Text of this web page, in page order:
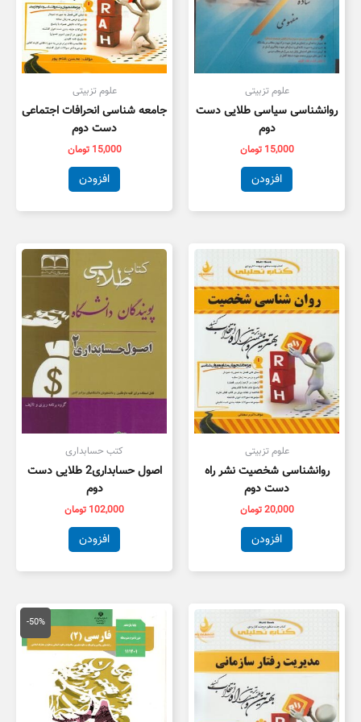
علوم تزبیتی
روانشناسی سیاسی طلایی دست
دوم
15,000 تومان
افزودن
علوم تزبیتی
جامعه شناسی انحرافات اجتماعی
دست دوم
15,000 تومان
افزودن
علوم تزبیتی
روانشناسی شخصیت نشر راه
دست دوم
20,000تومان
افزودن
کتب حسابداری
اصول حسابداری2 طلایی دست
دوم
102,000 تومان
افزودن
-50%
قیمت
اصلی
100,000 تومان
بود.
قیمت
فعلی
است.